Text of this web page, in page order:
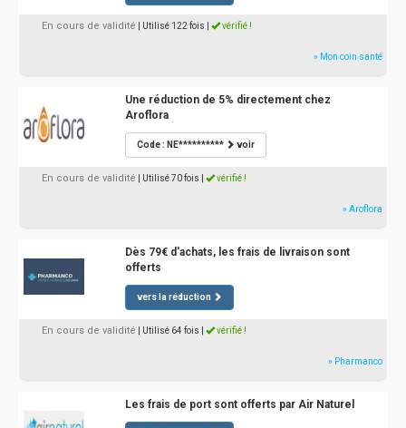
En cours de validité | Utilisé 122 fois vérifié !
» Mon coin santé
Une réduction de 5% directement chez
Aroflora
Code : NE********** voir
En cours de validité | Utilisé 70 fois vérifié !
» Aroflora
Dès 79€ d'achats, les frais de livraison sont
offerts
vers la réduction
En cours de validité | Utilisé 64 fois vérifié !
» Pharmanco
Les frais de port sont offerts par Air Naturel